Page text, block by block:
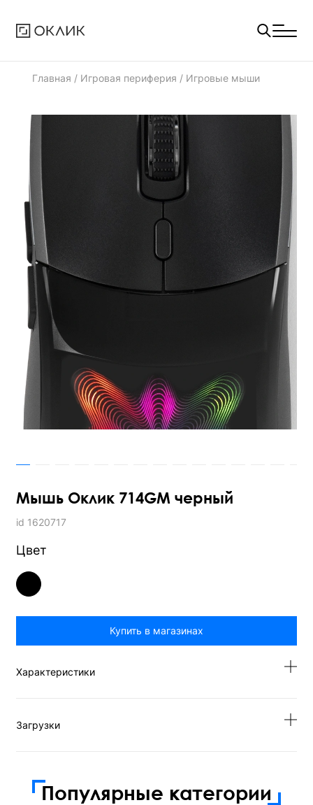
Главная / Игровая периферия / Игровые мыши
Мышь Оклик 714GM черный
id 1620717
Цвет
Купить в магазинах
Характеристики
Загрузки
Популярные категории